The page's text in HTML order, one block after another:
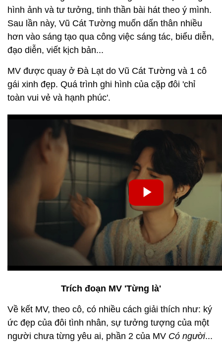
hình ảnh và tư tưởng, tinh thần bài hát theo ý mình.
Sau lần này, Vũ Cát Tường muốn dấn thân nhiều
hơn vào sáng tạo qua công việc sáng tác, biểu diễn,
đạo diễn, viết kịch bản...
MV được quay ở Đà Lạt do Vũ Cát Tường và 1 cô
gái xinh đẹp. Quá trình ghi hình của cặp đôi 'chỉ
toàn vui vẻ và hạnh phúc'.
Trích đoạn MV 'Từng là'
Về kết MV, theo cô, có nhiều cách giải thích như: ký
ức đẹp của đôi tình nhân, sự tưởng tượng của một
người chưa từng yêu ai, phần 2 của MV Có người...